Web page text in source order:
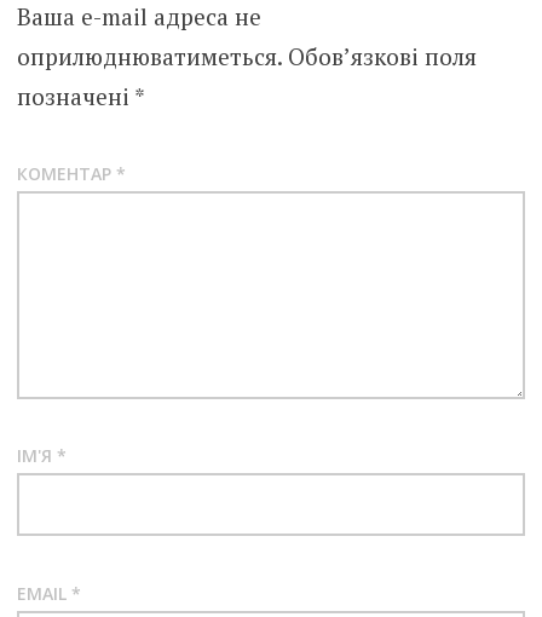
Ваша e-mail адреса не
оприлюднюватиметься. Обов’язкові поля
позначені *
КОМЕНТАР *
ІМ'Я *
EMAIL *